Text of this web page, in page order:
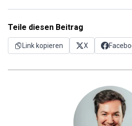
Teile diesen Beitrag
Link kopieren X